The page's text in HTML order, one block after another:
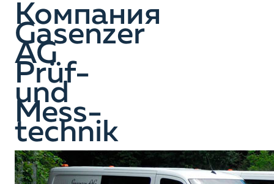
Компания
Gasenzer
AG
Prüf-
und
Mess-
technik